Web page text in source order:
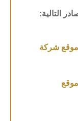
التالية:
2026/05/27م في موقع شركة
05/29م في موقع